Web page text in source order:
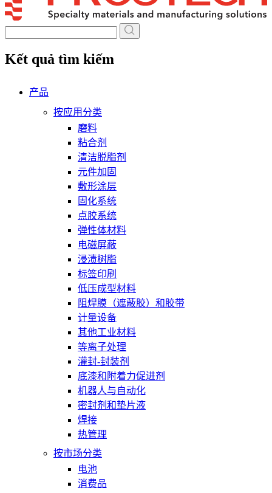
Kết quả tìm kiếm
产品
按应用分类
磨料
粘合剂
清洁脱脂剂
元件加固
敷形涂层
固化系统
点胶系统
弹性体材料
电磁屏蔽
浸渍树脂
标签印刷
低压成型材料
阻焊膜（遮蔽胶）和胶带
计量设备
其他工业材料
等离子处理
灌封-封装剂
底漆和附着力促进剂
机器人与自动化
密封剂和垫片液
焊接
热管理
按市场分类
电池
消费品